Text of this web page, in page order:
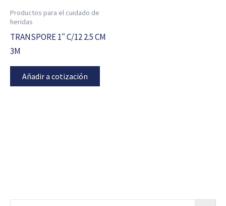
Productos para el cuidado de
heridas
TRANSPORE 1″ C/12 2.5 CM
3M
Añadir a cotización